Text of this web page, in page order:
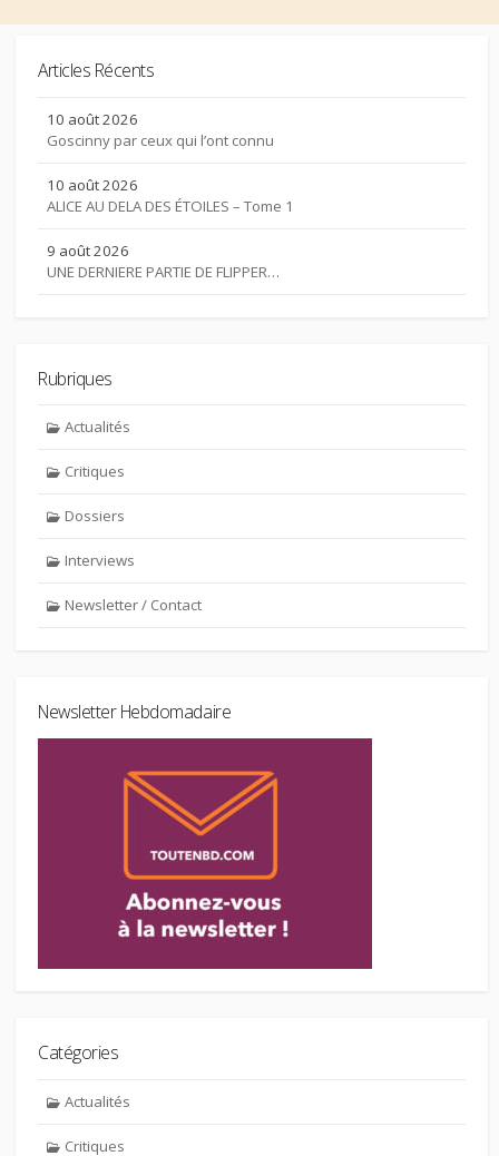
Articles Récents
10 août 2026
Goscinny par ceux qui l’ont connu
10 août 2026
ALICE AU DELA DES ÉTOILES – Tome 1
9 août 2026
UNE DERNIERE PARTIE DE FLIPPER…
Rubriques
Actualités
Critiques
Dossiers
Interviews
Newsletter / Contact
Newsletter Hebdomadaire
Catégories
Actualités
Critiques